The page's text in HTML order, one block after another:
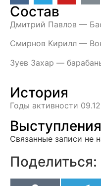
Состав
Дмитрий Павлов —
Смирнов Кирилл —
Зуев Захар —
История
Годы активности
Выступления
Связанные записи не
Поделиться: